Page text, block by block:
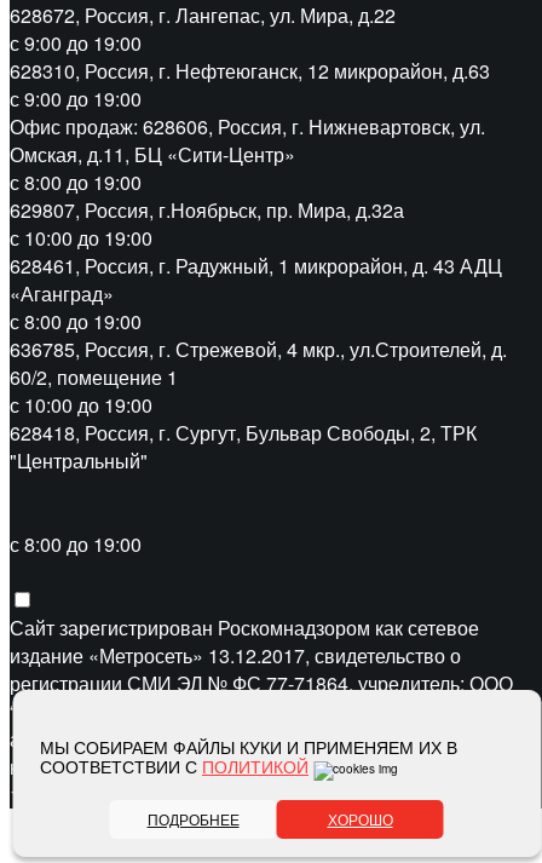
628672, Россия, г. Лангепас, ул. Мира, д.22
с 9:00 до 19:00
628310, Россия, г. Нефтеюганск, 12 микрорайон, д.63
с 9:00 до 19:00
Офис продаж: 628606, Россия, г. Нижневартовск, ул.
Омская, д.11, БЦ «Сити-Центр»
с 8:00 до 19:00
629807, Россия, г.Ноябрьск, пр. Мира, д.32а
с 10:00 до 19:00
628461, Россия, г. Радужный, 1 микрорайон, д. 43 АДЦ
«Аганград»
с 8:00 до 19:00
636785, Россия, г. Стрежевой, 4 мкр., ул.Строителей, д.
60/2, помещение 1
с 10:00 до 19:00
628418, Россия, г. Сургут, Бульвар Свободы, 2, ТРК
"Центральный"
с 8:00 до 19:00
Сайт зарегистрирован Роскомнадзором как сетевое
издание «Метросеть» 13.12.2017, свидетельство о
регистрации СМИ ЭЛ № ФС 77-71864, учредитель: ООО
“Метросеть“, главный редактор: Ермошин С.Н.,
адрес электронной почты редакции:editor@metro-set.ru
номер телефона редакции:(3466) 67-89-11
16+
МЫ СОБИРАЕМ ФАЙЛЫ КУКИ И ПРИМЕНЯЕМ ИХ В
СООТВЕТСТВИИ С ПОЛИТИКОЙ
ПОДРОБНЕЕ ХОРОШО